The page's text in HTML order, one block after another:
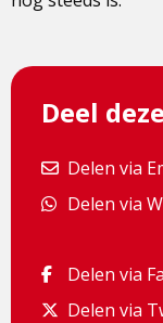
Deel
Delen via
Delen via
Delen via
Delen via
Delen via
Delen via
Delen via
Delen via